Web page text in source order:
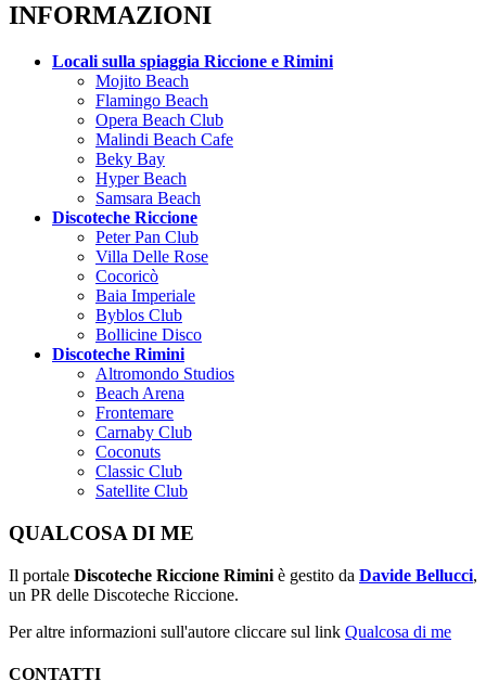
INFORMAZIONI
Locali sulla spiaggia Riccione e Rimini
Mojito Beach
Flamingo Beach
Opera Beach Club
Malindi Beach Cafe
Beky Bay
Hyper Beach
Samsara Beach
Discoteche Riccione
Peter Pan Club
Villa Delle Rose
Cocoricò
Baia Imperiale
Byblos Club
Bollicine Disco
Discoteche Rimini
Altromondo Studios
Beach Arena
Frontemare
Carnaby Club
Coconuts
Classic Club
Satellite Club
QUALCOSA DI ME
Il portale Discoteche Riccione Rimini è gestito da Davide Bellucci,
un PR delle Discoteche Riccione.
Per altre informazioni sull'autore cliccare sul link Qualcosa di me
CONTATTI